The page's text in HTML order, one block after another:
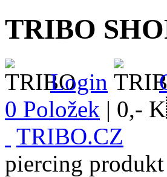
TRIBO
Login
0 Položek | 0,-
TRIBO.CZ
piercing produkt